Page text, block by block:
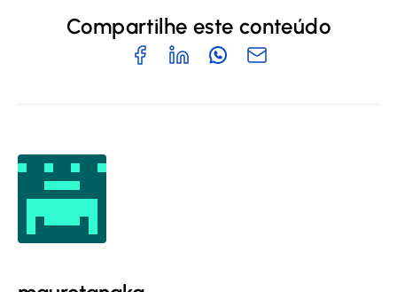
Compartilhe este conteúdo